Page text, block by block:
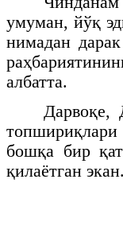
умуман, йўқ
нимадан
албатта.
Дарвоқе,
бошқа бир
қилаётган